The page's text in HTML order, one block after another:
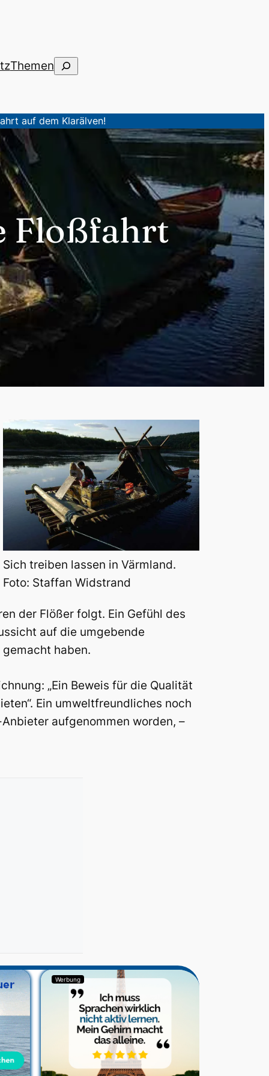
ThemenSuchen
auf dem Klarälven!
Floßfahrt
Sich treiben lassen in Värmland.
Foto: Staffan Widstrand
der Flößer folgt. Ein Gefühl des
auf die umgebende
haben.
„Ein Beweis für die Qualität
Ein umweltfreundliches noch
aufgenommen worden, –
Werbung